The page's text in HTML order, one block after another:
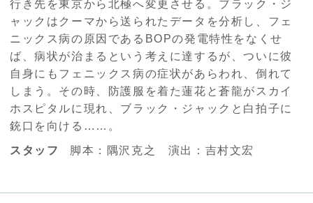
行き先を東京から北極へ変更させる。ブラック・ジ
ャックはクーマから送られたデータを分析し、フェ
ニックス病の原因であるBOPの発電特性をなくせ
ば、病状が治まるという考えに達するが、ついに彼
自身にもフェニックス病の症状があらわれ、倒れて
しまう。その時、防護服を着た蓮花と蒼龍がスカイ
ホスピタルに現れ、ブラック・ジャックと白拍子に
銃口を向ける……。
スタッフ 脚本：隅沢克之 演出：吉村文宏